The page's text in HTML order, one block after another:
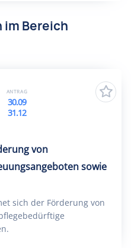
im Bereich
von
sowie
sich der Förderung von
ANTRAG
30.09
31.12